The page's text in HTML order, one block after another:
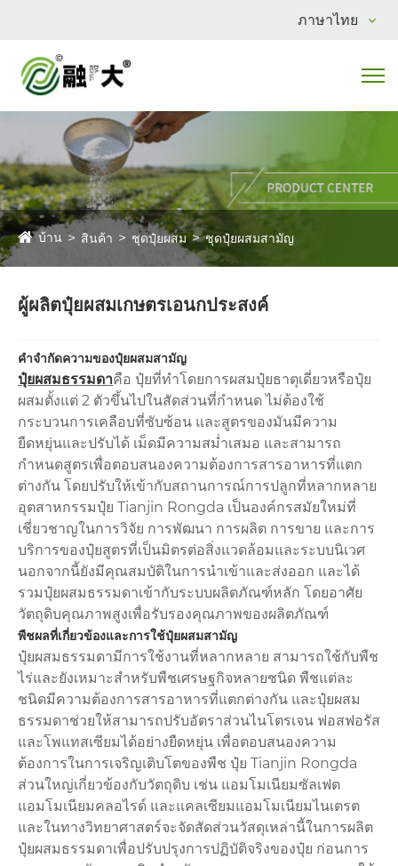
ภาษาไทย
บ้าน สินค้า ชุดปุ๋ยผสม ชุดปุ๋ยผสมสามัญ
ผู้ผลิตปุ๋ยผสมเกษตรเอนกประสงค์
คำจำกัดความของปุ๋ยผสมสามัญ
ปุ๋ยผสมธรรมดาคือ ปุ๋ยที่ทำโดยการผสมปุ๋ยธาตุเดี่ยวหรือปุ๋ย
ผสมตั้งแต่ 2 ตัวขึ้นไปในสัดส่วนที่กำหนด ไม่ต้องใช้
กระบวนการเคลือบที่ซับซ้อน และสูตรของมันมีความ
ยืดหยุ่นและปรับได้ เม็ดมีความสม่ำเสมอ และสามารถ
กำหนดสูตรเพื่อตอบสนองความต้องการสารอาหารที่แตก
ต่างกัน โดยปรับให้เข้ากับสถานการณ์การปลูกที่หลากหลาย
อุตสาหกรรมปุ๋ย Tianjin Rongda เป็นองค์กรสมัยใหม่ที่
เชี่ยวชาญในการวิจัย การพัฒนา การผลิต การขาย และการ
บริการของปุ๋ยสูตรที่เป็นมิตรต่อสิ่งแวดล้อมและระบบนิเวศ
นอกจากนี้ยังมีคุณสมบัติในการนำเข้าและส่งออก และได้
รวมปุ๋ยผสมธรรมดาเข้ากับระบบผลิตภัณฑ์หลัก โดยอาศัย
วัตถุดิบคุณภาพสูงเพื่อรับรองคุณภาพของผลิตภัณฑ์
พืชผลที่เกี่ยวข้องและการใช้ปุ๋ยผสมสามัญ
ปุ๋ยผสมธรรมดามีการใช้งานที่หลากหลาย สามารถใช้กับพืช
ไร่และยังเหมาะสำหรับพืชเศรษฐกิจหลายชนิด พืชแต่ละ
ชนิดมีความต้องการสารอาหารที่แตกต่างกัน และปุ๋ยผสม
ธรรมดาช่วยให้สามารถปรับอัตราส่วนไนโตรเจน ฟอสฟอรัส
และโพแทสเซียมได้อย่างยืดหยุ่น เพื่อตอบสนองความ
ต้องการในการเจริญเติบโตของพืช ปุ๋ย Tianjin Rongda
ส่วนใหญ่เกี่ยวข้องกับวัตถุดิบ เช่น แอมโมเนียมซัลเฟต
แอมโมเนียมคลอไรด์ และแคลเซียมแอมโมเนียมไนเตรต
และในทางวิทยาศาสตร์จะจัดสัดส่วนวัสดุเหล่านี้ในการผลิต
ปุ๋ยผสมธรรมดาเพื่อปรับปรุงการปฏิบัติจริงของปุ๋ย ก่อนการ